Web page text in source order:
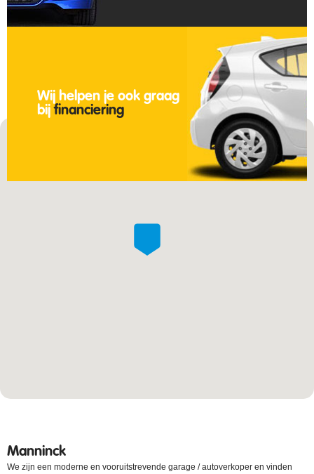
Wij helpen je ook graag
bijfinanciering
Manninck
We zijn een moderne en vooruitstrevende garage / autoverkoper en vinden